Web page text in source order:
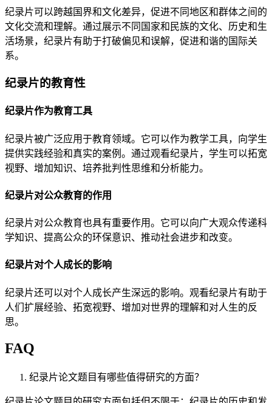
纪录片可以跨越国界和文化差异，促进不同地区和群体之间的
文化交流和理解。通过展示不同国家和民族的文化、历史和生
活场景，纪录片有助于打破偏见和误解，促进和谐的国际关
系。
纪录片的教育性
纪录片作为教育工具
纪录片被广泛应用于教育领域。它可以作为教学工具，向学生
提供实践经验和真实的案例。通过观看纪录片，学生可以拓宽
视野、增加知识、培养批判性思维和分析能力。
纪录片对公众教育的作用
纪录片对公众教育也具有重要作用。它可以向广大观众传递科
学知识、提高公众的环保意识、推动社会进步和改变。
纪录片对个人成长的影响
纪录片还可以对个人成长产生深远的影响。观看纪录片有助于
人们扩展经验、拓宽视野、增加对世界的理解和对人生的反
思。
FAQ
纪录片论文题目有哪些值得研究的方面？